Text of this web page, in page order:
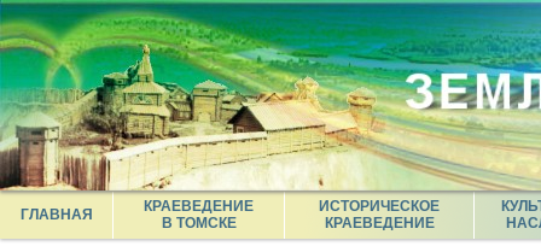
ГЛАВНАЯ
КРАЕВЕДЕНИЕ
В ТОМСКЕ
ИСТОРИЧЕСКОЕ
КРАЕВЕДЕНИЕ